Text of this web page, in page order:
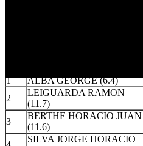
1
ALBA GEORGE (6.4)
2
LEIGUARDA RAMON
(11.7)
3
BERTHE HORACIO JUAN
(11.6)
SILVA JORGE HORACIO